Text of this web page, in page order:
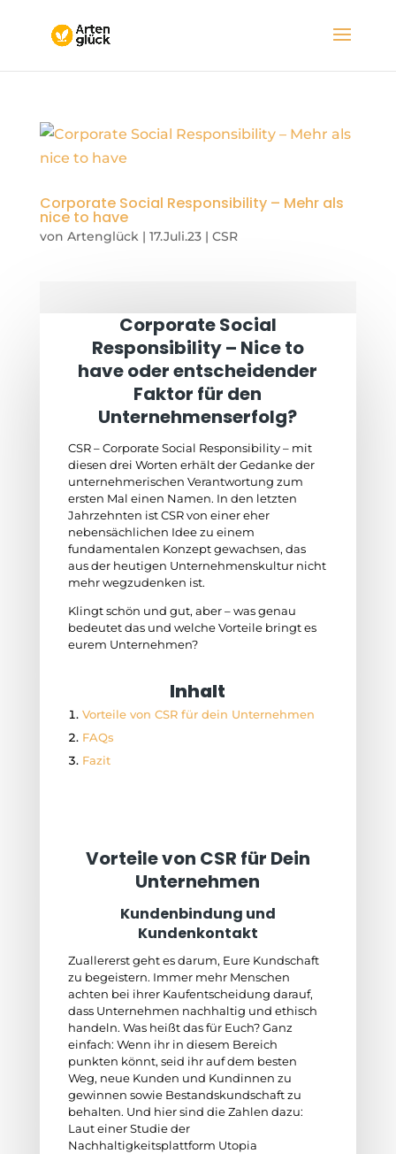
Corporate Social Responsibility – Mehr als
nice to have
von Artenglück| 17.Juli.23| CSR
Corporate Social
Responsibility– Nice to
have oder entscheidender
Faktor für den
Unternehmenserfolg?
CSR – Corporate Social Responsibility – mit
diesen drei Worten erhält der Gedanke der
unternehmerischen Verantwortung zum
ersten Mal einen Namen. In den letzten
Jahrzehnten ist CSR von einer eher
nebensächlichen Idee zu einem
fundamentalen Konzept gewachsen, das
aus der heutigen Unternehmenskultur nicht
mehr wegzudenken ist.
Klingt schön und gut, aber – was genau
bedeutet das und welche Vorteile bringt es
eurem Unternehmen?
Inhalt
Vorteile von CSR für dein Unternehmen
FAQs
Fazit
Vorteile von CSR für Dein
Unternehmen
Kundenbindung und
Kundenkontakt
Zuallererst geht es darum, Eure Kundschaft
zu begeistern. Immer mehr Menschen
achten bei ihrer Kaufentscheidung darauf,
dass Unternehmen nachhaltig und ethisch
handeln. Was heißt das für Euch? Ganz
einfach: Wenn ihr in diesem Bereich
punkten könnt, seid ihr auf dem besten
Weg, neue Kunden und Kundinnen zu
gewinnen sowie Bestandskundschaft zu
behalten. Und hier sind die Zahlen dazu:
Laut einer Studie der
Nachhaltigkeitsplattform Utopia